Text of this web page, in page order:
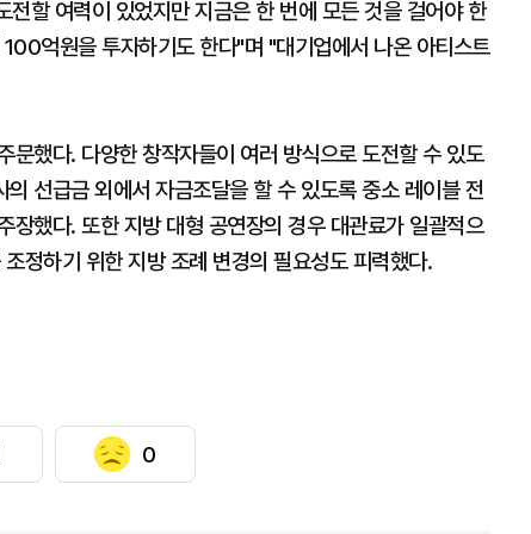
할 여력이 있었지만 지금은 한 번에 모든 것을 걸어야 한
억원을 투자하기도 한다"며 "대기업에서 나온 아티스트
문했다. 다양한 창작자들이 여러 방식으로 도전할 수 있도
선급금 외에서 자금조달을 할 수 있도록 중소 레이블 전
장했다. 또한 지방 대형 공연장의 경우 대관료가 일괄적으
정하기 위한 지방 조례 변경의 필요성도 피력했다.
0